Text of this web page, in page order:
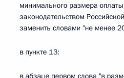
минимального размера оплаты
законодательством
заменить словами "не менее
в пункте 13:
в абзаце первом слова "в